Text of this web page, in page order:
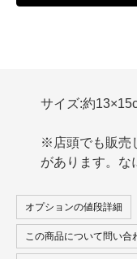
サイズ:約
※店頭でも販売
があります。な
オプションの値段詳細
この商品について問い合